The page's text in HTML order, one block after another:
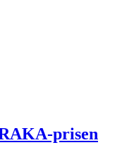
prisen